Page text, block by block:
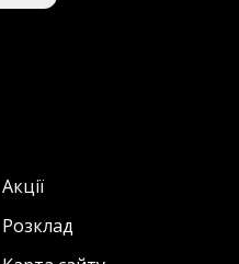
Акції
Розклад